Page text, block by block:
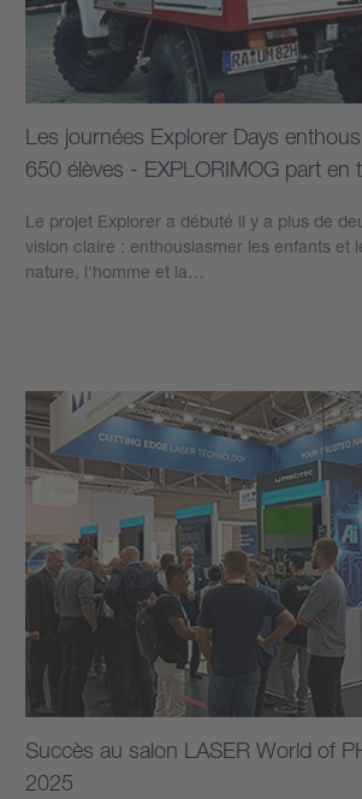
Les journées Explorer Days
650 élèves - EXPLORIMOG part en
Le projet Explorer a débuté il y a plus de
vision claire : enthousiasmer les enfants et
nature, l'homme et la…
Succès au salon LASER World of
2025